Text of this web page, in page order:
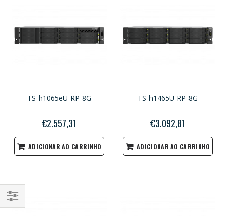
TS-h1065eU-RP-8G
€2.557,31
ADICIONAR AO CARRINHO
TS-h1465U-RP-8G
€3.092,81
ADICIONAR AO CARRINHO
Filtrar